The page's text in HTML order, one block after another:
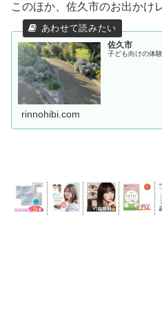
このほか、佐久市のお出かけ
佐久市
子ども向けの体
rinnohibi.com